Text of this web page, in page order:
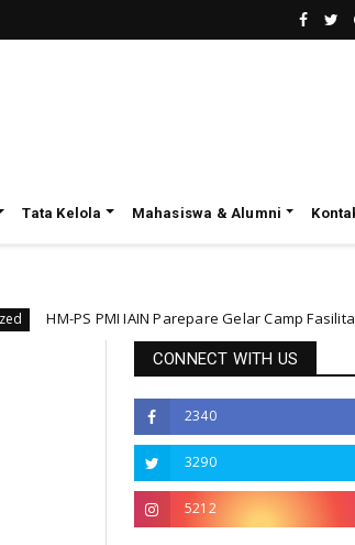
Tata Kelola Mahasiswa & Alumni
Parepare Gelar Camp Fasilitator: Bentuk
CONNECT WITH US
2340
3290
5212